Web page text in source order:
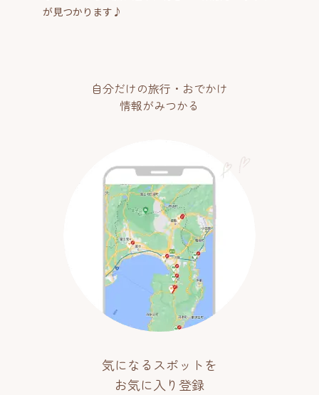
が見つかります♪
自分だけの旅行・おでかけ
情報がみつかる
気になるスポットを
お気に入り登録